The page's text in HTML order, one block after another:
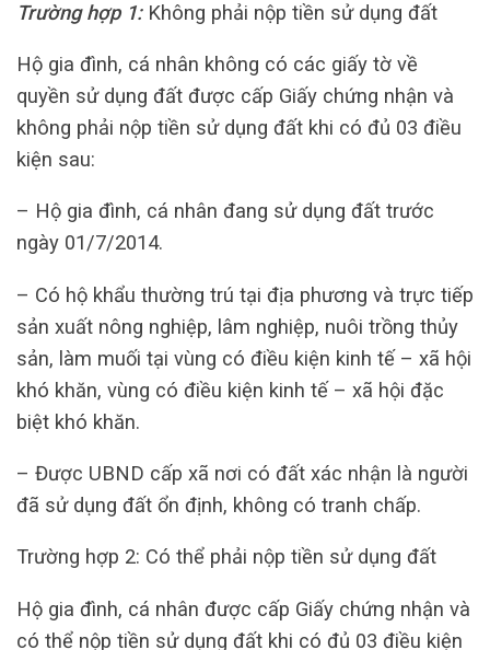
Trường hợp 1:Không phải nộp tiền sử dụng đất
Hộ gia đình, cá nhân không có các giấy tờ về
quyền sử dụng đất được cấp Giấy chứng nhận và
không phải nộp tiền sử dụng đất khi có đủ 03 điều
kiện sau:
– Hộ gia đình, cá nhân đang sử dụng đất trước
ngày 01/7/2014.
– Có hộ khẩu thường trú tại địa phương và trực tiếp
sản xuất nông nghiệp, lâm nghiệp, nuôi trồng thủy
sản, làm muối tại vùng có điều kiện kinh tế – xã hội
khó khăn, vùng có điều kiện kinh tế – xã hội đặc
biệt khó khăn.
– Được UBND cấp xã nơi có đất xác nhận là người
đã sử dụng đất ổn định, không có tranh chấp.
Trường hợp 2: Có thể phải nộp tiền sử dụng đất
Hộ gia đình, cá nhân được cấp Giấy chứng nhận và
có thể nộp tiền sử dụng đất khi có đủ 03 điều kiện